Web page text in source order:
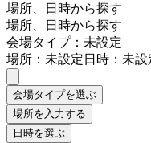
場所、日時から探す
場所、日時から探す
会場タイプ：未設定
場所：未設定日時：未設
会場タイプを選ぶ
場所を入力する
日時を選ぶ